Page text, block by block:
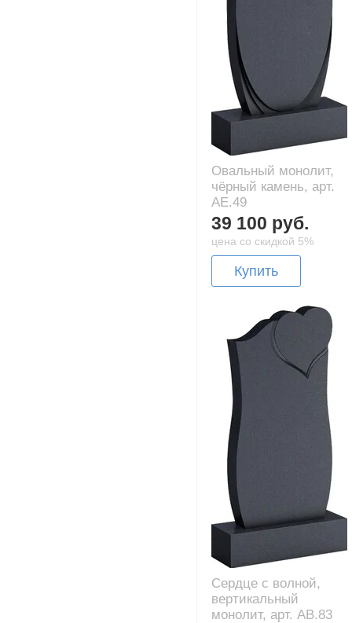
Овальный монолит,
чёрный камень, арт.
AE.49
39 100 руб.
цена со скидкой 5%
Купить
Сердце с волной,
вертикальный
монолит, арт. AB.83